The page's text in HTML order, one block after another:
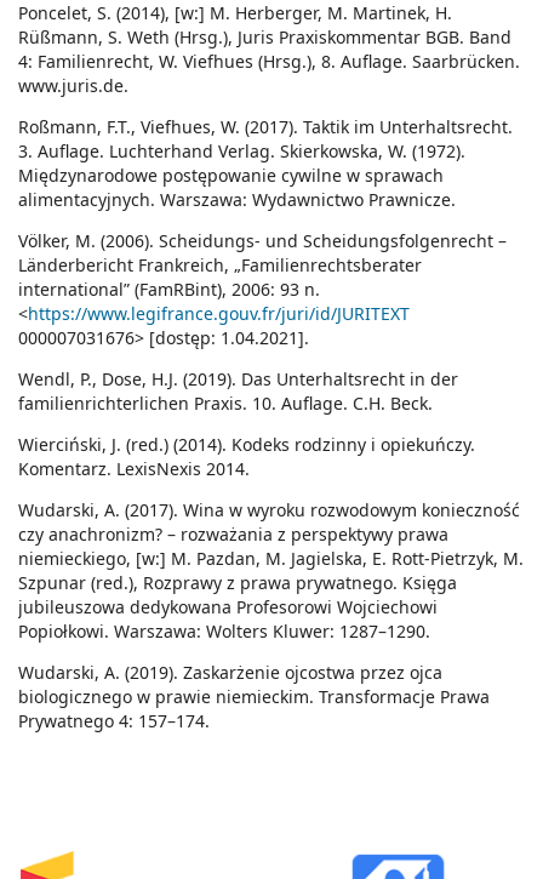
Poncelet, S. (2014), [w:] M. Herberger, M. Martinek, H.
Rüßmann, S. Weth (Hrsg.), Juris Praxiskommentar BGB. Band
4: Familienrecht, W. Viefhues (Hrsg.), 8. Auflage. Saarbrücken.
www.juris.de.
Roßmann, F.T., Viefhues, W. (2017). Taktik im Unterhaltsrecht.
3. Auflage. Luchterhand Verlag. Skierkowska, W. (1972).
Międzynarodowe postępowanie cywilne w sprawach
alimentacyjnych. Warszawa: Wydawnictwo Prawnicze.
Völker, M. (2006). Scheidungs- und Scheidungsfolgenrecht –
Länderbericht Frankreich, „Familienrechtsberater
international” (FamRBint), 2006: 93 n.
<https://www.legifrance.gouv.fr/juri/id/JURITEXT
000007031676> [dostęp: 1.04.2021].
Wendl, P., Dose, H.J. (2019). Das Unterhaltsrecht in der
familienrichterlichen Praxis. 10. Auflage. C.H. Beck.
Wierciński, J. (red.) (2014). Kodeks rodzinny i opiekuńczy.
Komentarz. LexisNexis 2014.
Wudarski, A. (2017). Wina w wyroku rozwodowym konieczność
czy anachronizm? – rozważania z perspektywy prawa
niemieckiego, [w:] M. Pazdan, M. Jagielska, E. Rott-Pietrzyk, M.
Szpunar (red.), Rozprawy z prawa prywatnego. Księga
jubileuszowa dedykowana Profesorowi Wojciechowi
Popiołkowi. Warszawa: Wolters Kluwer: 1287–1290.
Wudarski, A. (2019). Zaskarżenie ojcostwa przez ojca
biologicznego w prawie niemieckim. Transformacje Prawa
Prywatnego 4: 157–174.